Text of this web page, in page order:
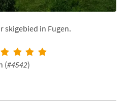
skigebied in Fugen.
(#4542)